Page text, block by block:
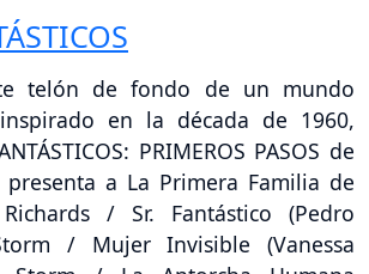
telón de fondo de un mundo
en la década de 1960,
PRIMEROS PASOS de
presenta a La Primera Familia de
/ Sr. Fantástico (Pedro
/ Mujer Invisible (Vanessa